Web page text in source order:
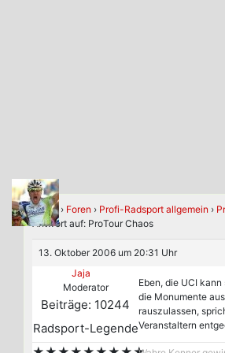
Home › Foren › Profi-Radsport allgemein ›
Antwort auf: ProTour Chaos
13. Oktober 2006 um 20:31 Uhr
Jaja
Moderator
Beiträge: 10244
Radsport-Legende
Eben, die UCI
die Monumente
rauszulassen,
Veranstaltern